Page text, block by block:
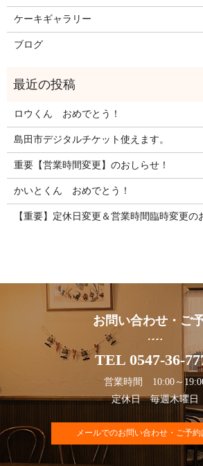
ケーキギャラリー
ブログ
ロウくん おめでとう！
島田市デジタルチケット使えます。
重要【営業時間変更】のおしらせ！
かいとくん おめでとう！
【重要】定休日変更＆営業時間臨時変更の
お問い合わせ・ご
TEL 0547-36-
営業時間 10:00～
定休日 毎週木曜日
メールでのお問い合わせ・ご予約